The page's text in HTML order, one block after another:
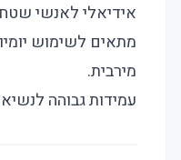
אידיאלי לאנשי
מתאים לשימוש
מירבית.
עמידות גבוהה